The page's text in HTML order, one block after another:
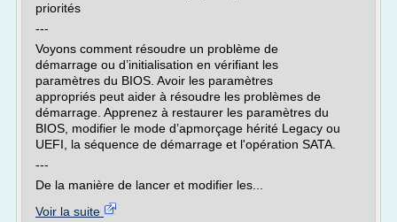
priorités
---
Voyons comment résoudre un problème de
démarrage ou d’initialisation en vérifiant les
paramètres du BIOS. Avoir les paramètres
appropriés peut aider à résoudre les problèmes de
démarrage. Apprenez à restaurer les paramètres du
BIOS, modifier le mode d’apmorçage hérité Legacy ou
UEFI, la séquence de démarrage et l'opération SATA.
---
De la manière de lancer et modifier les...
Voir la suite